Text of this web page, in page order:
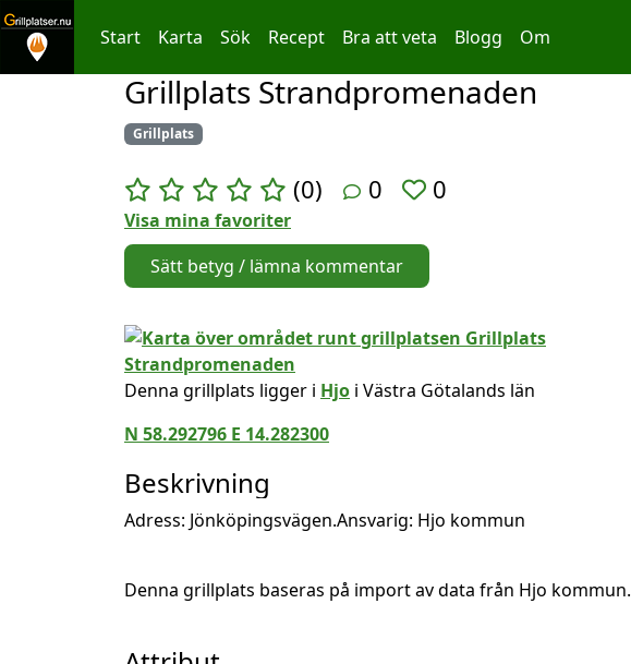
Hoppa till innehållet
Start Karta Sök Recept Bra att veta Blogg Om
Grillplats Strandpromenaden
Grillplats
(0) 0 0
Visa mina favoriter
Sätt betyg / lämna kommentar
Denna grillplats ligger i Hjo i Västra Götalands län
N 58.292796 E 14.282300
Beskrivning
Adress: Jönköpingsvägen.Ansvarig: Hjo kommun
Denna grillplats baseras på import av data från Hjo kommun.